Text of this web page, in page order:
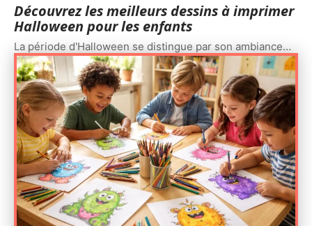
Découvrez les meilleurs dessins à imprimer
Halloween pour les enfants
La période d'Halloween se distingue par son ambiance…